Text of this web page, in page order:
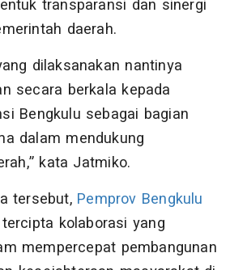
transparansi dan sinergi
daerah.
dilaksanakan nantinya
secara berkala kepada
Bengkulu sebagai bagian
dalam mendukung
kata Jatmiko.
tersebut, Pemprov Bengkulu
kolaborasi yang
mempercepat pembangunan